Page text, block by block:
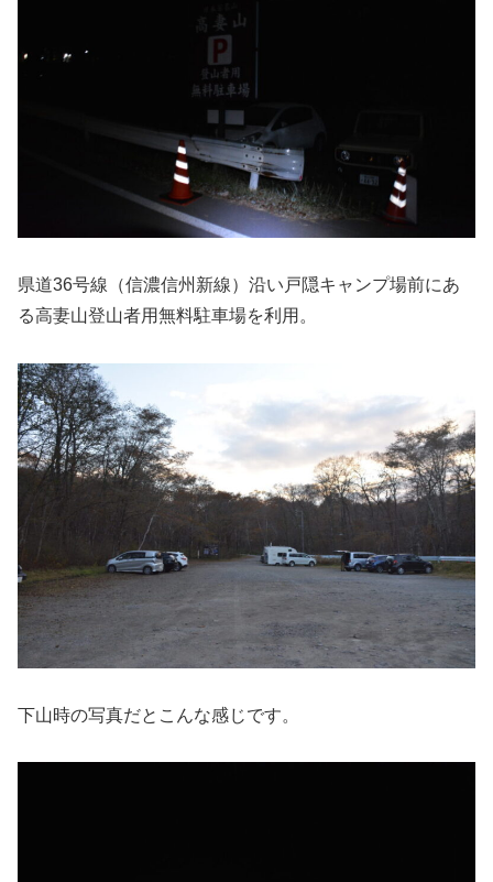
県道36号線（信濃信州新線）沿い戸隠キャンプ場前にあ
る高妻山登山者用無料駐車場を利用。
下山時の写真だとこんな感じです。